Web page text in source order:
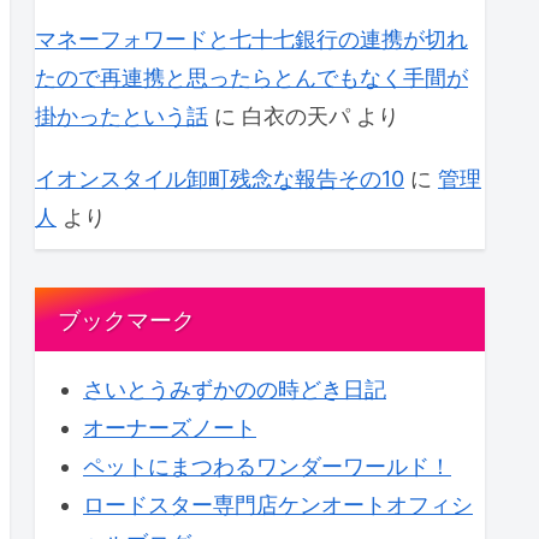
マネーフォワードと七十七銀行の連携が切れ
たので再連携と思ったらとんでもなく手間が
掛かったという話 に 白衣の天パより
イオンスタイル卸町残念な報告その10 に 管理
人 より
ブックマーク
さいとうみずかのの時どき日記
オーナーズノート
ペットにまつわるワンダーワールド！
ロードスター専門店ケンオートオフィシ